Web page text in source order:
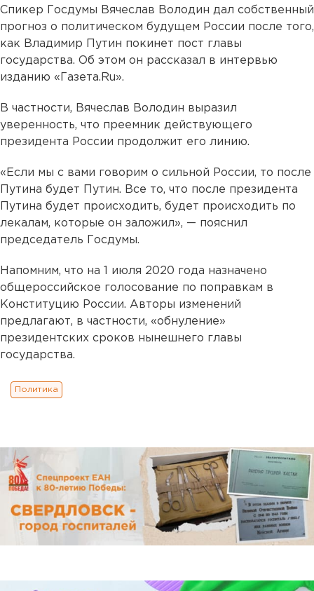
Спикер Госдумы Вячеслав Володин дал собственный
прогноз о политическом будущем России после того,
как Владимир Путин покинет пост главы
государства. Об этом он рассказал в интервью
изданию «Газета.Ru».
В частности, Вячеслав Володин выразил
уверенность, что преемник действующего
президента России продолжит его линию.
«Если мы с вами говорим о сильной России, то после
Путина будет Путин. Все то, что после президента
Путина будет происходить, будет происходить по
лекалам, которые он заложил», — пояснил
председатель Госдумы.
Напомним, что на 1 июля 2020 года назначено
общероссийское голосование по поправкам в
Конституцию России. Авторы изменений
предлагают, в частности, «обнуление»
президентских сроков нынешнего главы
государства.
Политика